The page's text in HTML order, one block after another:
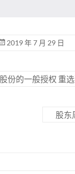
2019 年 7 月 29 日
份的一般授权 重
股东